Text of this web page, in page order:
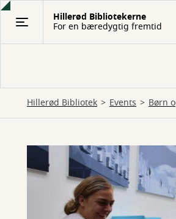
Gå
Hillerød Bibliotekerne
For en bæredygtig fremtid
Hillerød Bibliotek Events Børn